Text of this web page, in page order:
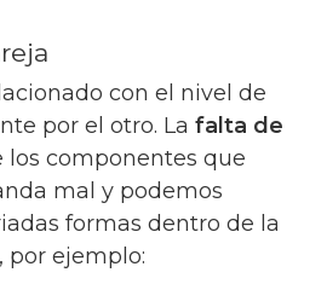
con el nivel de
por el otro. La falta de
los componentes que
mal y podemos
formas dentro de la
por ejemplo: